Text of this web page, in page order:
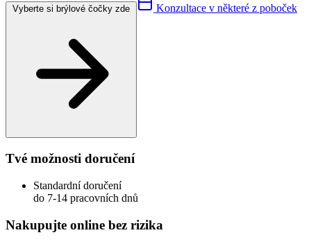
Konzultace v některé z poboček
Tvé možnosti doručení
Standardní doručení
do 7-14 pracovních dnů
Nakupujte online bez rizika